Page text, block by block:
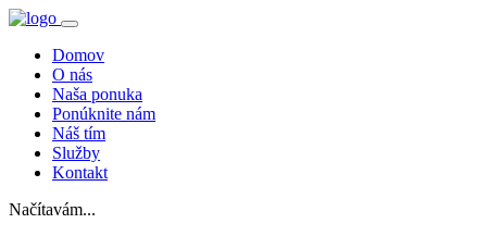
Domov
O nás
Naša ponuka
Ponúknite nám
Náš tím
Služby
Kontakt
Načítavám...